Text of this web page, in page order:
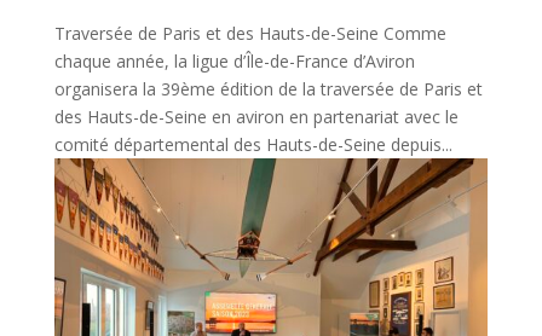
Traversée de Paris et des Hauts-de-Seine Comme
chaque année, la ligue d’Île-de-France d’Aviron
organisera la 39ème édition de la traversée de Paris et
des Hauts-de-Seine en aviron en partenariat avec le
comité départemental des Hauts-de-Seine depuis...